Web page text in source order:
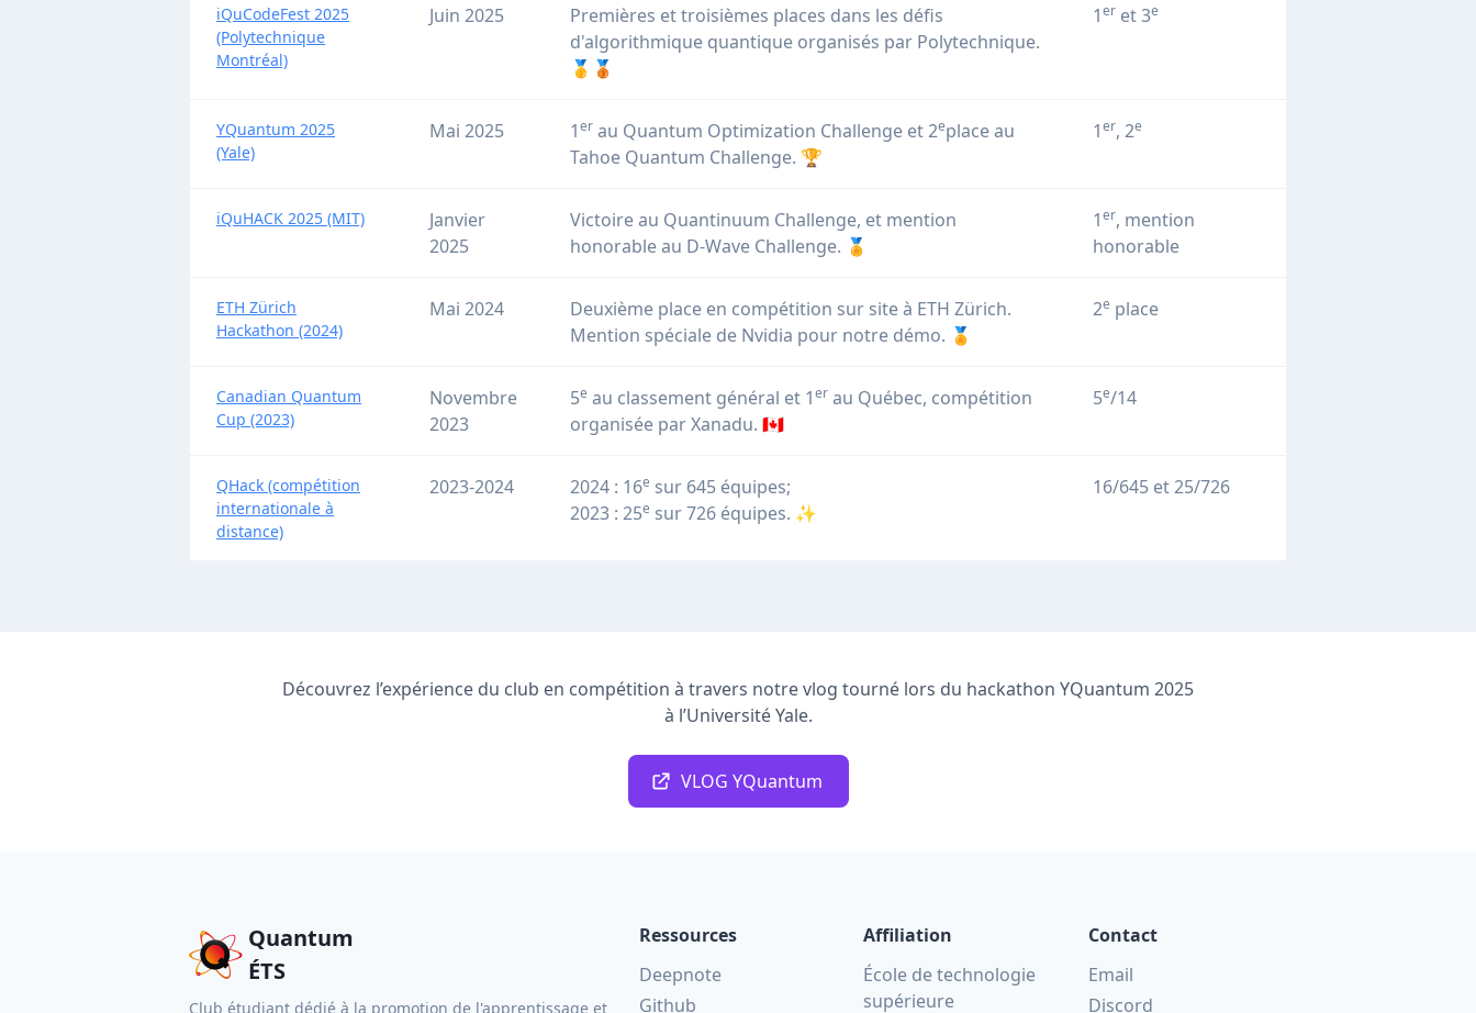
iQuCodeFest 2025
(Polytechnique
Montréal)
Juin 2025
Premières et troisièmes places dans les défis
d'algorithmique quantique organisés par Polytechnique.
🥇🥉
1er et 3e
YQuantum 2025
(Yale)
Mai 2025 1er au Quantum Optimization Challenge et 2eplace au
Tahoe Quantum Challenge. 🏆
1er, 2e
iQuHACK 2025 (MIT)
Janvier
2025
Victoire au Quantinuum Challenge, et mention
honorable au D-Wave Challenge. 🏅
1er, mention
honorable
ETH Zürich
Hackathon (2024)
Mai 2024
Deuxième place en compétition sur site à ETH Zürich.
Mention spéciale de Nvidia pour notre démo. 🏅
2e place
Canadian Quantum
Cup (2023)
Novembre
2023
5e au classement général et 1er au Québec, compétition
organisée par Xanadu. 🇨🇦
5e/14
QHack (compétition
internationale à
distance)
2023-2024 2024 : 16e sur 645 équipes;
2023 : 25e sur 726 équipes. ✨
16/645 et 25/726
Découvrez l’expérience du club en compétition à travers notre vlog tourné lors du hackathon YQuantum 2025
à l’Université Yale.
VLOG YQuantum
Quantum
ÉTS
Club étudiant dédié à la promotion de l'apprentissage et
Ressources
Deepnote
Github
Affiliation
École de technologie
supérieure
Contact
Email
Discord